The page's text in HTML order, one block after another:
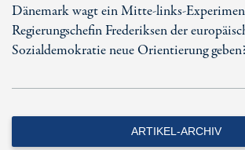
Dänemark wagt ein Mitte-links-
Regierungschefin Frederiksen der
Sozialdemokratie neue Orientierung
ARTIKEL-ARCHIV